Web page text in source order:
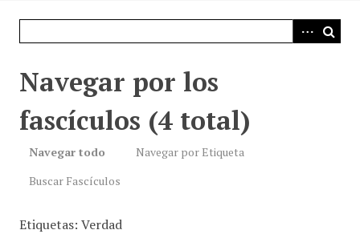
Navegar por los
fascículos (4 total)
Navegar todo
Navegar por Etiqueta
Buscar Fascículos
Etiquetas: Verdad